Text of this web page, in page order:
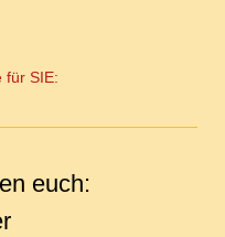
für SIE:
euch: